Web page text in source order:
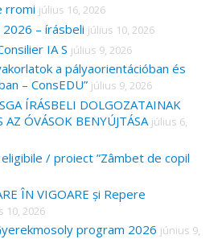
rromi július 16, 2026
– írásbeli július 10, 2026
IA S július 9, 2026
a pályaorientációban és
– ConsEDU” július 9, 2026
ÍRÁSBELI DOLGOZATAINAK
AZ ÓVÁSOK BENYÚJTÁSA július 6,
/ proiect ”Zâmbet de copil
ÎN VIGOARE și Repere
10, 2026
program 2026 június 9,